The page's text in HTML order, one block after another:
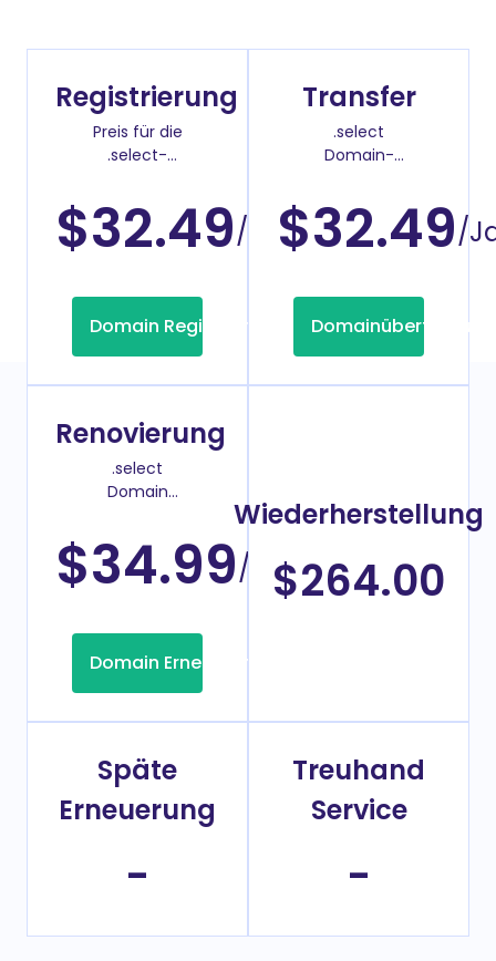
Registrierung
Preis für die
.select-
$32.49/Jahr
Domain Registrierung
Transfer
.select
Domain-
$32.49/
Domainübertragung
Renovierung
.select
Domain
$34.99/Jahr
Domain Erneuerung
Wiederherstellung
$264.00
Späte
Erneuerung
-
Treuhand
Service
-